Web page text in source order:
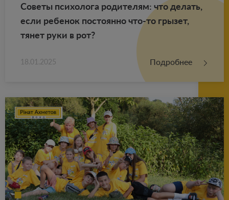
Со­ве­ты пси­хо­ло­га ро­ди­те­лям: что де­лать,
если ре­бе­нок по­сто­ян­но что-то гры­зет,
тянет руки в рот?
18.01.2025 Подробнее